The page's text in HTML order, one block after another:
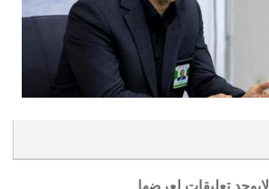
لايوجد تعليقات لعرضها